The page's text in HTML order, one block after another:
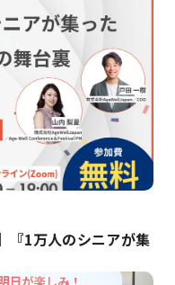
『1万人のシニアが集